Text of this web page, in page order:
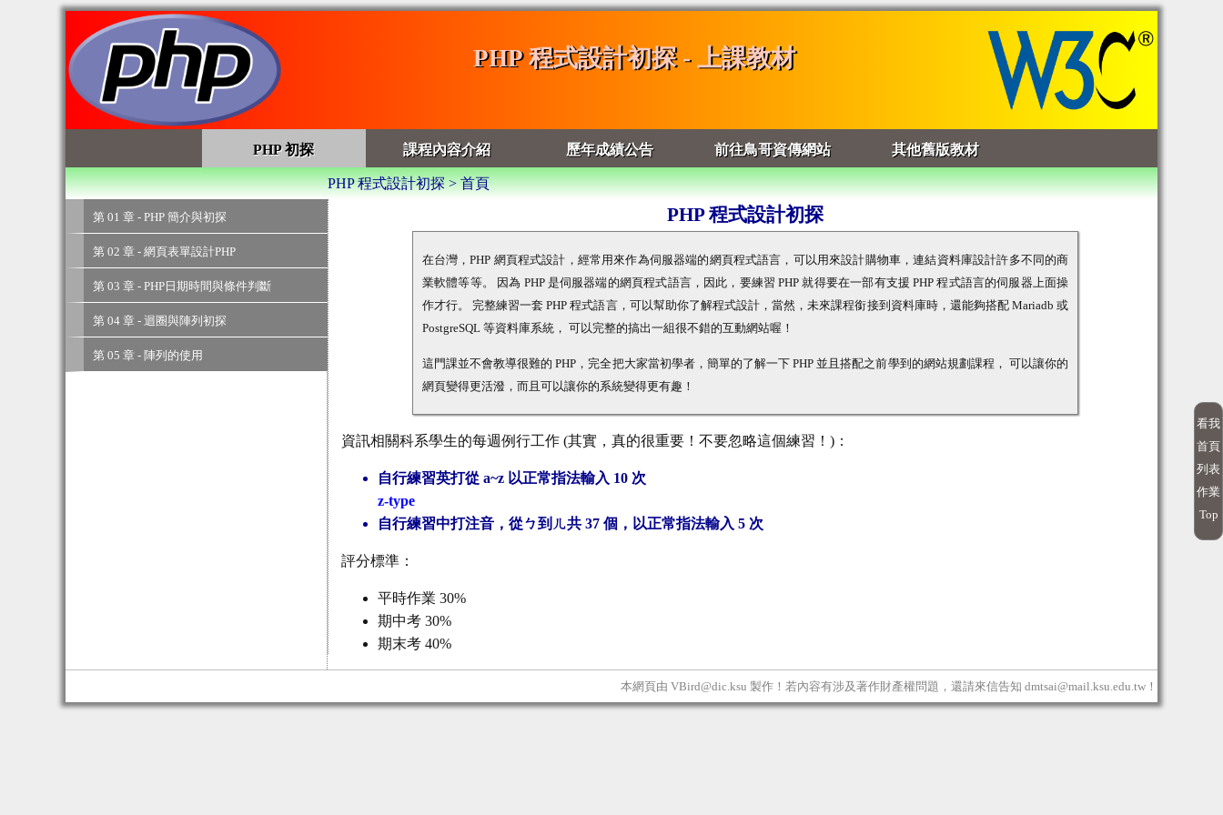
PHP 程式設計初探 - 上課教材
PHP 初探 課程內容介紹 歷年成績公告 前往鳥哥資傳網站 其他舊版教材
PHP 程式設計初探 > 首頁
第 01 章 - PHP 簡介與初探
第 02 章 - 網頁表單設計PHP
第 03 章 - PHP日期時間與條件判斷
第 04 章 - 迴圈與陣列初探
第 05 章 - 陣列的使用
PHP 程式設計初探
在台灣，PHP 網頁程式設計，經常用來作為伺服器端的網頁程式語言，可以用來設計購物車，連結資料庫設計許多不同的商
業軟體等等。 因為 PHP 是伺服器端的網頁程式語言，因此，要練習 PHP 就得要在一部有支援 PHP 程式語言的伺服器上面操
作才行。 完整練習一套 PHP 程式語言，可以幫助你了解程式設計，當然，未來課程銜接到資料庫時，還能夠搭配 Mariadb 或
PostgreSQL 等資料庫系統， 可以完整的搞出一組很不錯的互動網站喔！
這門課並不會教導很難的 PHP，完全把大家當初學者，簡單的了解一下 PHP 並且搭配之前學到的網站規劃課程， 可以讓你的
網頁變得更活潑，而且可以讓你的系統變得更有趣！
資訊相關科系學生的每週例行工作 (其實，真的很重要！不要忽略這個練習！)：
自行練習英打從 a~z 以正常指法輸入 10 次
z-type
自行練習中打注音，從ㄅ到ㄦ共 37 個，以正常指法輸入 5 次
評分標準：
平時作業 30%
期中考 30%
期末考 40%
本網頁由 VBird@dic.ksu 製作！若內容有涉及著作財產權問題，還請來信告知 dmtsai@mail.ksu.edu.tw！
看我
首頁
列表
作業
Top